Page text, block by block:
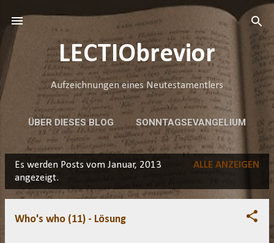
Direkt zum Hauptbereich
LECTIObrevior
Aufzeichnungen eines Neutestamentlers
ÜBER DIESES BLOG SONNTAGSEVANGELIUM
HAFTUNGSAUSSCHLUSS MEHR…
o
Es werden Posts vom Januar, 2013
angezeigt.
ALLE ANZEIGEN
Who's who (11) - Lösung